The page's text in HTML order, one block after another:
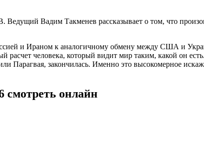
Ведущий Вадим Такменев рассказывает о том, что
и Ираном к аналогичному обмену между США и
расчет человека, который видит мир таким, какой он
Парагвая, закончилась. Именно это высокомерное
смотреть онлайн